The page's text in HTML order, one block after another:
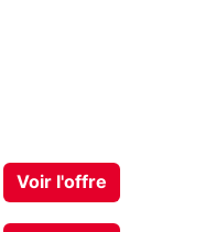
Voir l'offre